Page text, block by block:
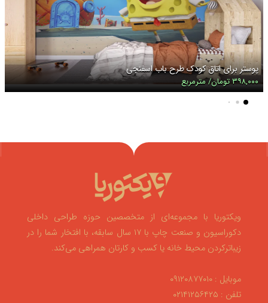
پوستر برای اتاق کودک طرح باب اسفنجی
۳۹۸,۰۰۰ تومان/ مترمربع
ویکتوریا با مجموعه‌ای از متخصصین حوزه طراحی داخلی
دکوراسیون و صنعت چاپ با ۱۷ سال سابقه، با افتخار شما را در
زیباترکردن محیط خانه یا کسب و کارتان همراهی می‌کند.
موبایل : ۰۹۱۲۰۸۷۷۰۱۰
تلفن : ۰۲۱۴۱۲۵۶۴۲۵